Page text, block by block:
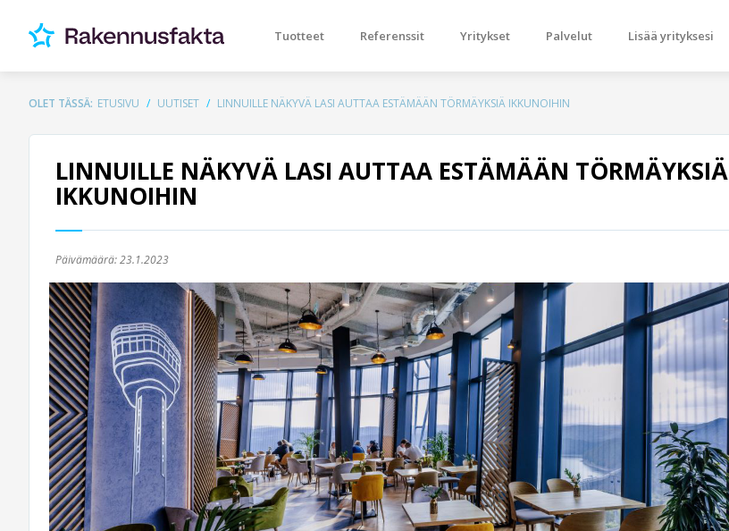
Tuotteet Referenssit Yritykset Palvelut Lisää yrityksesi
OLET TÄSSÄ: ETUSIVU UUTISET LINNUILLE NÄKYVÄ LASI AUTTAA ESTÄMÄÄN TÖRMÄYKSIÄ IKKUNOIHIN
LINNUILLE NÄKYVÄ LASI AUTTAA ESTÄMÄÄN TÖRMÄYKSIÄ
IKKUNOIHIN
Päivämäärä:23.1.2023